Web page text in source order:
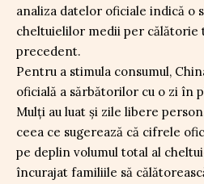
analiza datelor oficiale indică o
cheltuielilor medii per călătorie
precedent.
Pentru a stimula consumul,
oficială a sărbătorilor cu o zi în
Mulți au luat și zile libere
ceea ce sugerează că cifrele
pe deplin volumul total al
încurajat familiile să